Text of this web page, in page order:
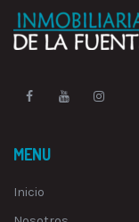
MENU
Inicio